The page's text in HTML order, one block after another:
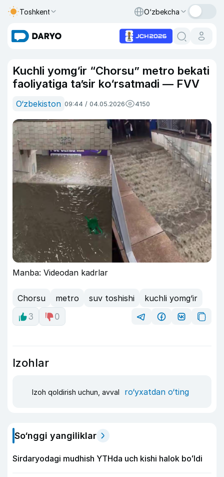
Toshkent O‘zbekcha
Kuchli yomg‘ir “Chorsu” metro bekati
faoliyatiga ta’sir ko‘rsatmadi — FVV
O‘zbekiston 09:44 / 04.05.2026 4150
Manba: Videodan kadrlar
Chorsu metro suv toshishi
kuchli yomg‘ir
3
0
Izohlar
Izoh qoldirish uchun, avval ro‘yxatdan o‘ting
So‘nggi yangiliklar
Sirdaryodagi mudhish YTHda uch kishi halok boʻldi